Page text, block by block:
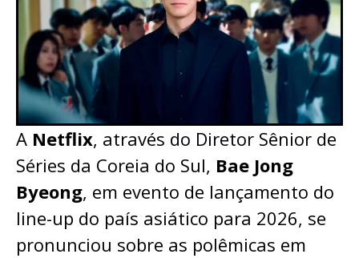
A Netflix, através do Diretor Sênior de
Séries da Coreia do Sul, Bae Jong
Byeong, em evento de lançamento do
line-up do país asiático para 2026, se
pronunciou sobre as polêmicas em